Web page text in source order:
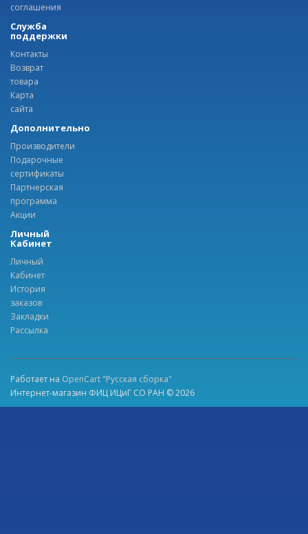
соглашения
Служба
поддержки
Контакты
Возврат
товара
Карта
сайта
Дополнительно
Производители
Подарочные
сертификаты
Партнерская
программа
Акции
Личный
Кабинет
Личный
Кабинет
История
заказов
Закладки
Рассылка
Работает на OpenCart "Русская сборка"
Интернет-магазин ФИЦ ИЦиГ СО РАН © 2026